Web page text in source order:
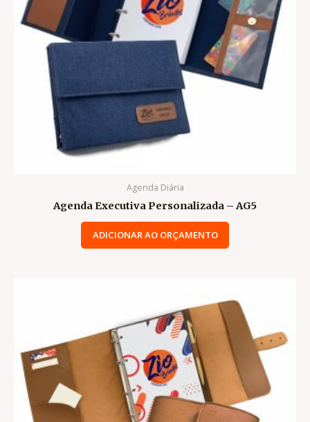
Agenda Diária
Agenda Executiva Personalizada – AG5
ADICIONAR AO ORÇAMENTO